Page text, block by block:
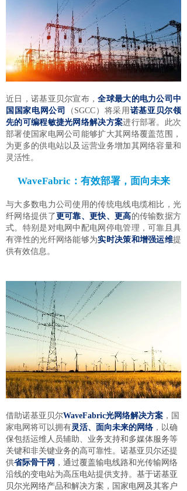
近日，诺基亚贝尔宣布，全球最大的电力公司中
国国家电网公司
（SGCC）将采用 诺基亚贝尔领
先的可编程敏捷光网络解决方案进行部署。此次
部署使国家电网公司能够扩大其网络覆盖范围，
为更多的供电站以及运营业务增加其网络容量和
灵活性。
WaveFabric：有效部署，面向未来
与大多数电力公司使用的传统电线电缆相比，光
纤网络提供了更可靠、更快、更高的传输数据方
式。特别是对电网中配电网停电管理，可靠且具
有弹性的光纤网络能够为实时决策和增强运维提
供有效信息。
借助诺基亚贝尔WaveFabric光网络解决方案 ，国
家电网将可以拥有灵活、面向未来的网络 ，以确
保包括运维人员辅助、业务支持和多媒体服务等
关键和非关键业务的高可靠性。诺基亚贝尔还提
供省际骨干网 ，通过覆盖输电线路和光传输网络
沿线的变电站为高压电站提供支持。基于诺基亚
贝尔光网络产品和解决方案，国家电网及其客户